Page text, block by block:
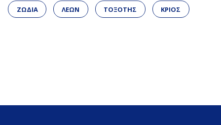
ΖΩΔΙΑ ΛΕΩΝ ΤΟΞΟΤΗΣ ΚΡΙΟΣ